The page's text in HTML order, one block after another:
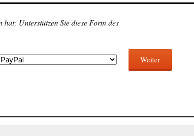
Unterstützen Sie diese Form des
Weiter